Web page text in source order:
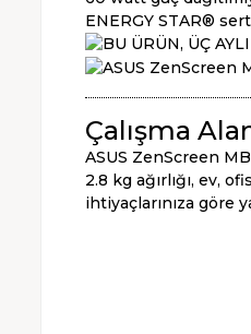
ENERGY STAR®
Çalışma
ASUS ZenScreen
2.8 kg ağırlığı, ev,
ihtiyaçlarınıza göre